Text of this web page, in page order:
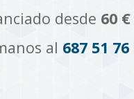
desde 60
al 687 51 76